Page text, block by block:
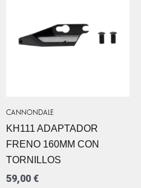
CANNONDALE
KH111 ADAPTADOR
FRENO 160MM CON
TORNILLOS
59,00 €